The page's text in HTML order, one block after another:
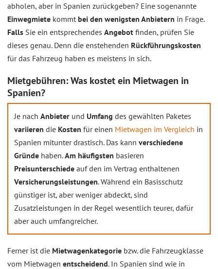
abholen, aber in Spanien zurückgeben? Eine sogenannte
Einwegmiete kommt bei den wenigsten Anbietern in Frage.
Falls Sie ein entsprechendes Angebot finden, prüfen Sie
dieses genau. Denn die enstehenden Rückführungskosten
für das Fahrzeug haben es meistens in sich.
Mietgebühren: Was kostet ein Mietwagen in
Spanien?
Je nach Anbieter und Umfang des gewählten Paketes
variieren die Kosten für einen Mietwagen im Vergleich in
Spanien mitunter drastisch. Das kann verschiedene
Gründe haben.Am häufigsten basieren
Preisunterschiede auf den im Vertrag enthaltenen
Versicherungsleistungen. Während ein Basisschutz
günstiger ist, aber weniger abdeckt, sind
Zusatzleistungen in der Regel wesentlich teurer, dafür
aber auch umfangreicher.
Ferner ist die Mietwagenkategorie bzw. die Fahrzeugklasse
vom Mietwagen entscheidend. In Spanien sind wie in